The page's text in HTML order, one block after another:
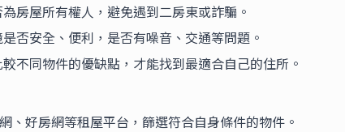
房屋所有權人，避免遇到二房東或詐騙。
否安全、便利，是否有噪音、交通等問題。
不同物件的優缺點，才能找到最適合自己的住所。
、好房網等租屋平台，篩選符合自身條件的物件。